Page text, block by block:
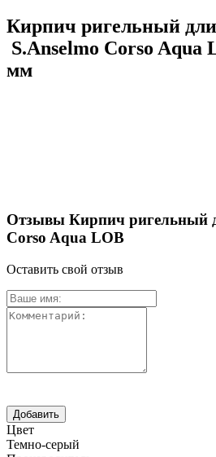
Кирпич ригельный
S.Anselmo Corso Aqua
мм
Отзывы Кирпич ригельный
Corso Aqua LOB
Оставить свой отзыв
Цвет
Темно-серый